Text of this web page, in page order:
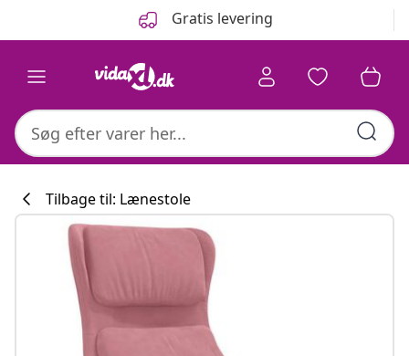
Gratis levering
#sharemevidaxl
Tilbage til: Lænestole